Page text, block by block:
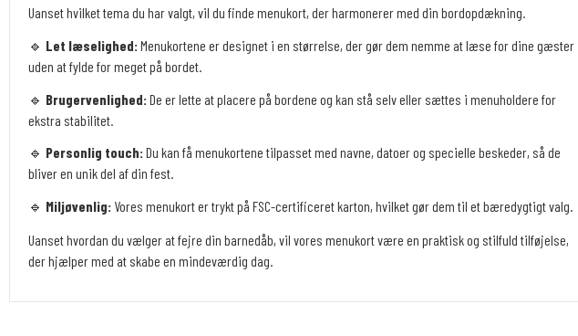
Uanset hvilket tema du har valgt, vil du finde menukort, der harmonerer med din bordopdækning.
🔹 Let læselighed:Menukortene er designet i en størrelse, der gør dem nemme at læse for dine gæster
uden at fylde for meget på bordet.
🔹 Brugervenlighed:De er lette at placere på bordene og kan stå selv eller sættes i menuholdere for
ekstra stabilitet.
🔹 Personlig touch:Du kan få menukortene tilpasset med navne, datoer og specielle beskeder, så de
bliver en unik del af din fest.
🔹 Miljøvenlig: Vores menukort er trykt på FSC-certificeret karton, hvilket gør dem til et bæredygtigt valg.
Uanset hvordan du vælger at fejre din barnedåb, vil vores menukort være en praktisk og stilfuld tilføjelse,
der hjælper med at skabe en mindeværdig dag.